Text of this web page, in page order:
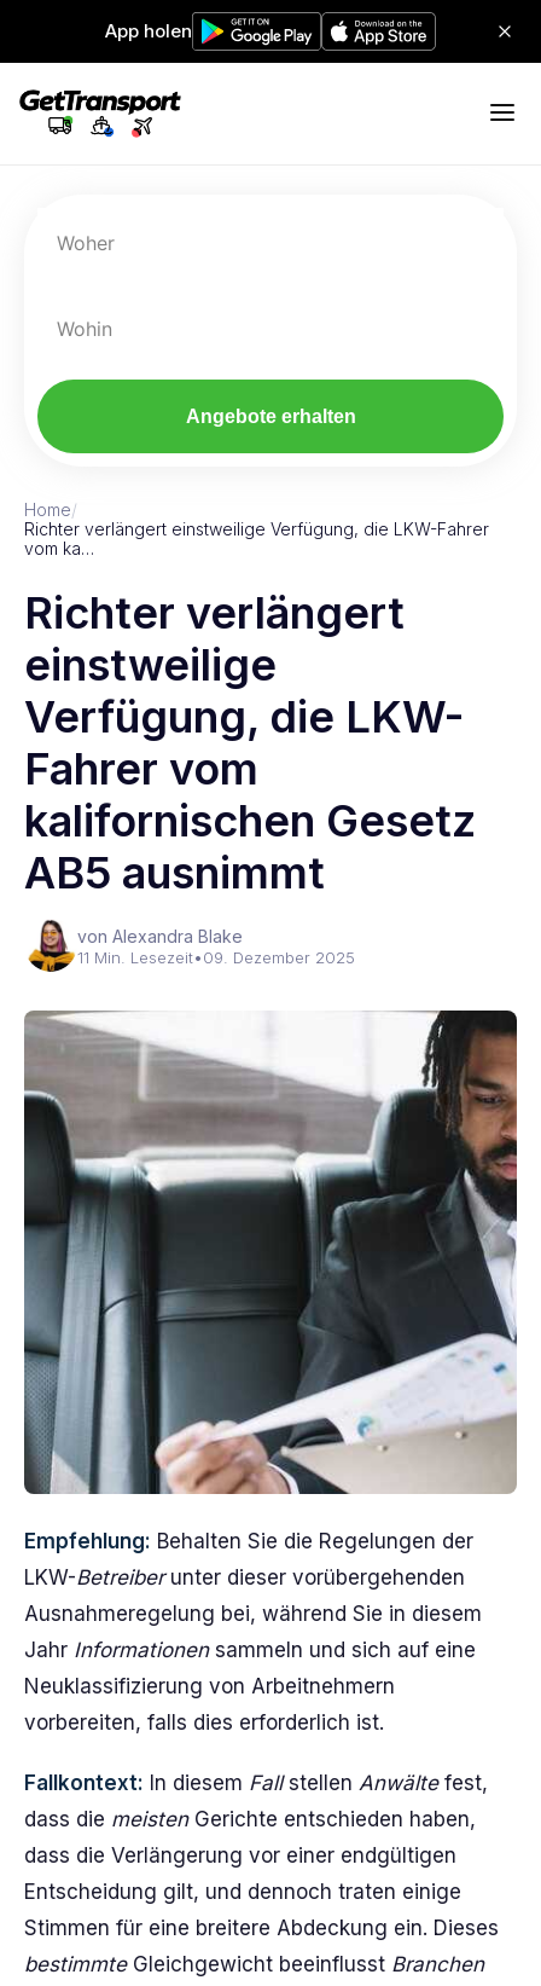
App holen
Woher
Wohin
Angebote erhalten
Home/
Richter verlängert einstweilige Verfügung, die LKW-Fahrer
vom ka…
Richter verlängert
einstweilige
Verfügung, die LKW-
Fahrer vom
kalifornischen Gesetz
AB5 ausnimmt
von Alexandra Blake
11 Min. Lesezeit•09. Dezember 2025
Empfehlung: Behalten Sie die Regelungen der
LKW-Betreiberunter dieser vorübergehenden
Ausnahmeregelung bei, während Sie in diesem
Jahr Informationensammeln und sich auf eine
Neuklassifizierung von Arbeitnehmern
vorbereiten, falls dies erforderlich ist.
Fallkontext: In diesem Fallstellen Anwältefest,
dass die meistenGerichte entschieden haben,
dass die Verlängerung vor einer endgültigen
Entscheidung gilt, und dennoch traten einige
Stimmen für eine breitere Abdeckung ein. Dieses
bestimmteGleichgewicht beeinflusst Branchen